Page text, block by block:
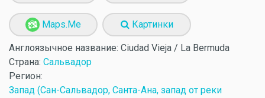
Maps.Me Картинки
Англоязычное название: Ciudad Vieja / La Bermuda
Страна: Сальвадор
Регион:
Запад (Сан-Сальвадор, Санта-Ана, запад от реки